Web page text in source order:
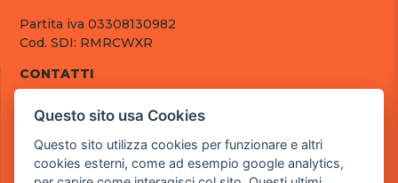
Partita iva 03308130982
Cod. SDI: RMRCWXR
CONTATTI
tel.: +39 030 376 2377
pec: powergamesrl@legalmail.it
Questo sito usa Cookies
Questo sito utilizza cookies per funzionare e altri
cookies esterni, come ad esempio google analytics,